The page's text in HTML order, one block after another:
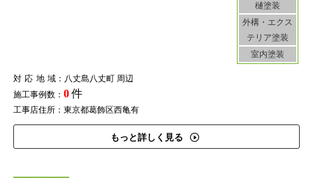
樋塗装
外構・エクス
テリア塗装
室内塗装
対応地域：八丈島八丈町 周辺
施工事例数： 0件
工事店住所：東京都葛飾区西亀有
もっと詳しく見る